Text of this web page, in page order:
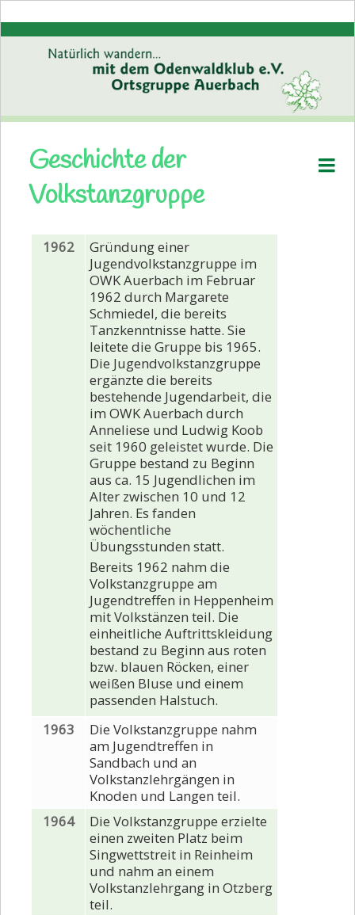
Startseite
Aktuelles
Volkstanz
Übungszeiten
Bildergalerie
Wanderplan
Veranstaltungen
Bildergalerien
Beitrittserklärung
Geschichte der
Volkstanzgruppe
1962
Gründung einer
Jugendvolkstanzgruppe im
OWK Auerbach im Februar
1962 durch Margarete
Schmiedel, die bereits
Tanzkenntnisse hatte. Sie
leitete die Gruppe bis 1965.
Die Jugendvolkstanzgruppe
ergänzte die bereits
bestehende Jugendarbeit, die
im OWK Auerbach durch
Anneliese und Ludwig Koob
seit 1960 geleistet wurde. Die
Gruppe bestand zu Beginn
aus ca. 15 Jugendlichen im
Alter zwischen 10 und 12
Jahren. Es fanden
wöchentliche
Übungsstunden statt.
Bereits 1962 nahm die
Volkstanzgruppe am
Jugendtreffen in Heppenheim
mit Volkstänzen teil. Die
einheitliche Auftrittskleidung
bestand zu Beginn aus roten
bzw. blauen Röcken, einer
weißen Bluse und einem
passenden Halstuch.
1963
Die Volkstanzgruppe nahm
am Jugendtreffen in
Sandbach und an
Volkstanzlehrgängen in
Knoden und Langen teil.
1964
Die Volkstanzgruppe erzielte
einen zweiten Platz beim
Singwettstreit in Reinheim
und nahm an einem
Volkstanzlehrgang in Otzberg
teil.